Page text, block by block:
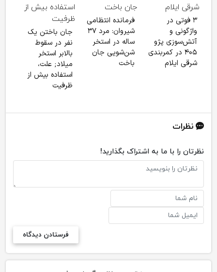
۳ فوتی در
واژگونی و
آتش‌سوزی پژو
۴۰۵ در کمربندی
شرقی ایلام
فرمانده انتظامی
شیروان: مرد ۳۷
ساله در استخر
شن‌شویی جان
باخت
جان باختن یک
نفر در سقوط
بالابر استخر
میلاد; علت،
استفاده بیش از
ظرفیت
نظرات
نظرتان را با ما به اشتراک بگذارید!